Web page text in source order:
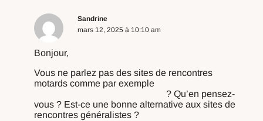
Sandrine
mars 12, 2025 à 10:10 am
Bonjour,
Vous ne parlez pas des sites de rencontres
motards comme par exemple
? Qu’en pensez-
vous ? Est-ce une bonne alternative aux sites de
rencontres généralistes ?